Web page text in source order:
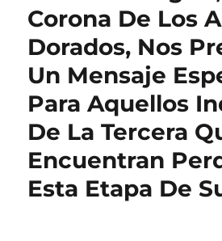
Corona De Los
Dorados, Nos
Un Mensaje
Para Aquellos
De La Tercera
Encuentran
Esta Etapa De